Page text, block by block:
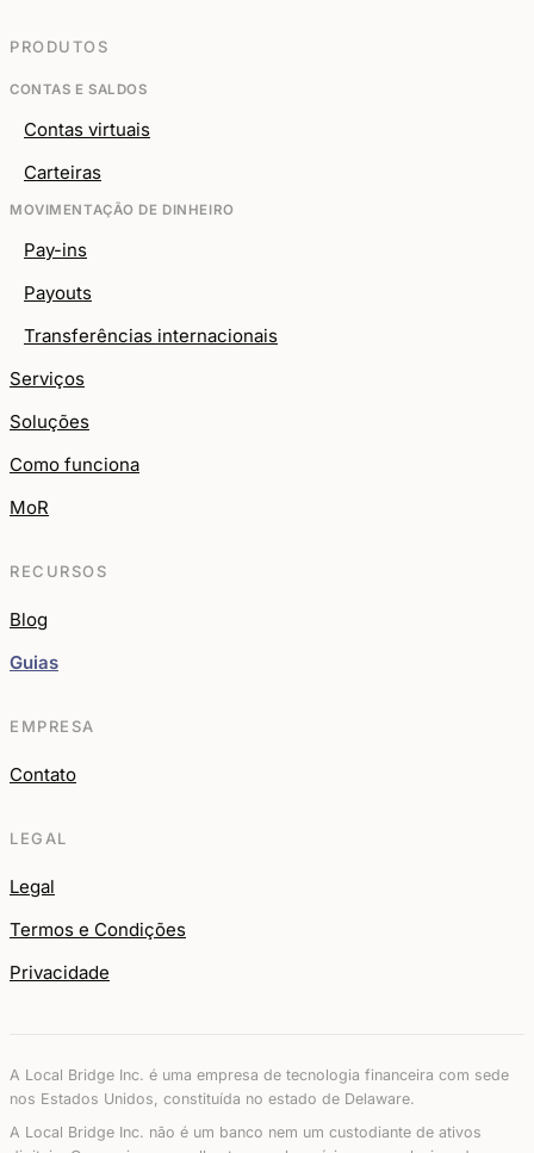
PRODUTOS
CONTAS E SALDOS
Contas virtuais
Carteiras
MOVIMENTAÇÃO DE DINHEIRO
Pay-ins
Payouts
Transferências internacionais
Serviços
Soluções
Como funciona
MoR
RECURSOS
Blog
Guias
EMPRESA
Contato
LEGAL
Legal
Termos e Condições
Privacidade
A Local Bridge Inc. é uma empresa de tecnologia financeira com sede
nos Estados Unidos, constituída no estado de Delaware.
A Local Bridge Inc. não é um banco nem um custodiante de ativos